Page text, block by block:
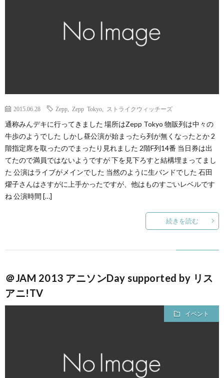
2015.06.28 Zepp Zepp Tokyo ストライクウィッチーズ
通称みんデキに行ってきました 場所はZepp Tokyo 物販列は中々の
牛歩のようでした しかし昼公演が始まったら列が無くなったとか 2
階指定席を取ったのでまったり見れました 2階F列14番 当日券は出
てたので満員ではないようですが 下を見下ろすと結構埋まってまし
た 公演はライブがメインでした 当然のように生バンドでした 石田
燿子さんはさすがに上手かったですが、他はものすごいレベルです
ね 公演時間 […]
続きを読む
＠JAM 2013 アニソンDay supported by リス
アニ!TV
イベント